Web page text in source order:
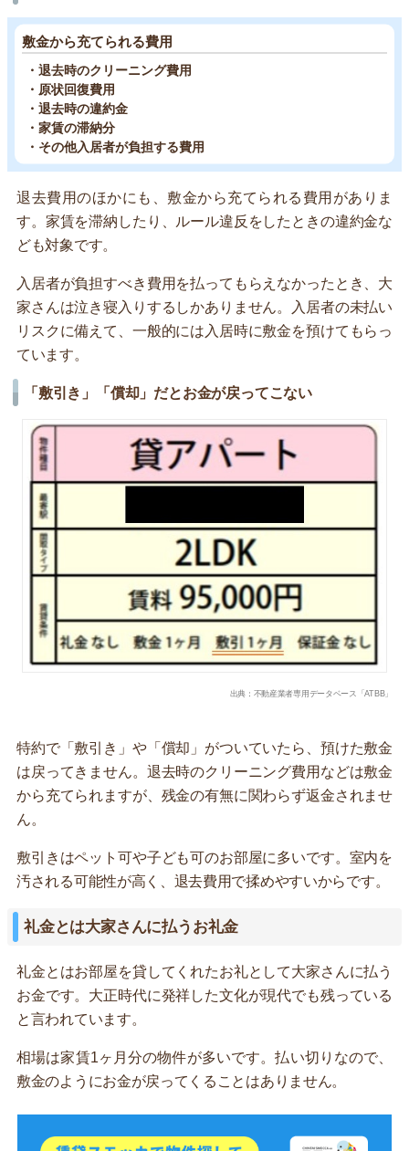
敷金から充てられる費用
・退去時のクリーニング費用
・原状回復費用
・退去時の違約金
・家賃の滞納分
・その他入居者が負担する費用
退去費用のほかにも、敷金から充てられる費用がありま
す。家賃を滞納したり、ルール違反をしたときの違約金な
ども対象です。
入居者が負担すべき費用を払ってもらえなかったとき、大
家さんは泣き寝入りするしかありません。入居者の未払い
リスクに備えて、一般的には入居時に敷金を預けてもらっ
ています。
「敷引き」「償却」だとお金が戻ってこない
出典：不動産業者専用データベース「ATBB」
特約で「敷引き」や「償却」がついていたら、預けた敷金
は戻ってきません。退去時のクリーニング費用などは敷金
から充てられますが、残金の有無に関わらず返金されませ
ん。
敷引きはペット可や子ども可のお部屋に多いです。室内を
汚される可能性が高く、退去費用で揉めやすいからです。
礼金とは大家さんに払うお礼金
礼金とはお部屋を貸してくれたお礼として大家さんに払う
お金です。大正時代に発祥した文化が現代でも残っている
と言われています。
相場は家賃1ヶ月分の物件が多いです。払い切りなので、
敷金のようにお金が戻ってくることはありません。